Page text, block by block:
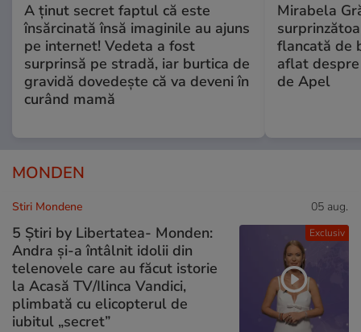
A ținut secret faptul că este
însărcinată însă imaginile au ajuns
pe internet! Vedeta a fost
surprinsă pe stradă, iar burtica de
gravidă dovedește că va deveni în
curând mamă
Mirabela
flancată de
aflat
de Apel
MONDEN
Exclusiv
Stiri Mondene 05 aug.
5 Știri by Libertatea- Monden:
Andra și-a întâlnit idolii din
telenovele care au făcut istorie
la Acasă TV/Ilinca Vandici,
plimbată cu elicopterul de
iubitul „secret”